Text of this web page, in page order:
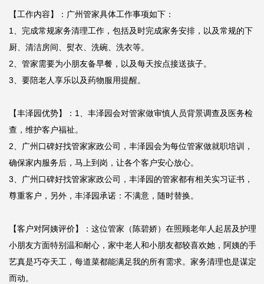
【工作内容】：广州管家具体工作事项如下：
1、完成常规家务清理工作，包括及时完成家务安排，以及常规的下
厨、清洁房间、熨衣、洗碗、洗衣等。
2、管家需要为小朋友备早餐，以及每天按点接送孩子。
3、要陪老人享乐以及药物服用提醒。
【丰泽园优势】：1、丰泽园会对管家做审慎人员背景调查及医务检
查，维护客户福祉。
2、广州口碑好找管家家政公司，丰泽园会为每位管家做就职培训，
确保家内服务后，马上到岗，让各个客户安心放心。
3、广州口碑好找管家家政公司，丰泽园的管家都有相关实习证书，
尊重客户，另外，丰泽园承诺：不满意，随时替换。
【客户对阿姨评价】：这位管家（陈碧娇）在照顾老年人起居及护理
小朋友方面特别温和耐心，家中老人和小朋友都较喜欢她，阿姨的手
艺真是巧夺天工，每道菜都能满足我的所有需求。家务清理也是谋定
而动。